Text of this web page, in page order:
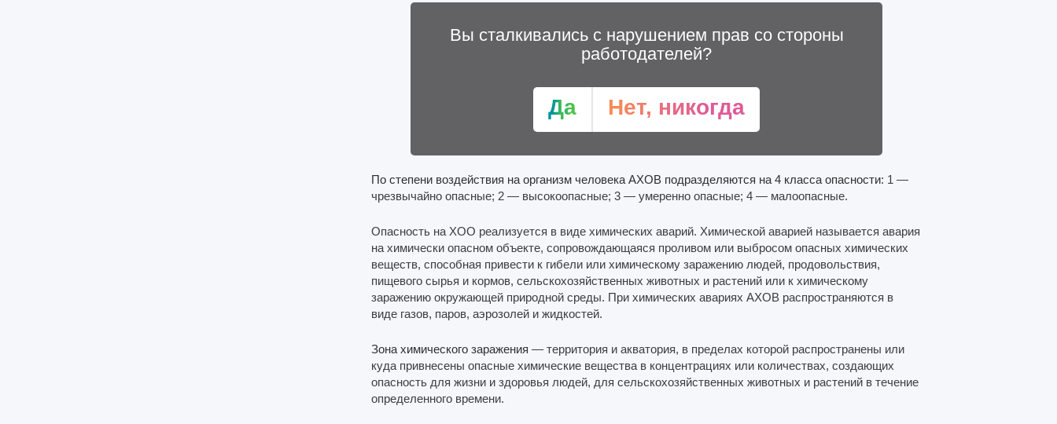
Вы сталкивались с нарушением прав со стороны
работодателей?
Да Нет, никогда
По степени воздействия на организм человека АХОВ подразделяются на 4 класса опасности: 1 —
чрезвычайно опасные; 2 — высокоопасные; 3 — умеренно опасные; 4 — малоопасные.
Опасность на ХОО реализуется в виде химических аварий. Химической аварией называется авария
на химически опасном объекте, сопровождающаяся проливом или выбросом опасных химических
веществ, способная привести к гибели или химическому заражению людей, продовольствия,
пищевого сырья и кормов, сельскохозяйственных животных и растений или к химическому
заражению окружающей природной среды. При химических авариях АХОВ распространяются в
виде газов, паров, аэрозолей и жидкостей.
Зона химического заражения — территория и акватория, в пределах которой распространены или
куда привнесены опасные химические вещества в концентрациях или количествах, создающих
опасность для жизни и здоровья людей, для сельскохозяйственных животных и растений в течение
определенного времени.